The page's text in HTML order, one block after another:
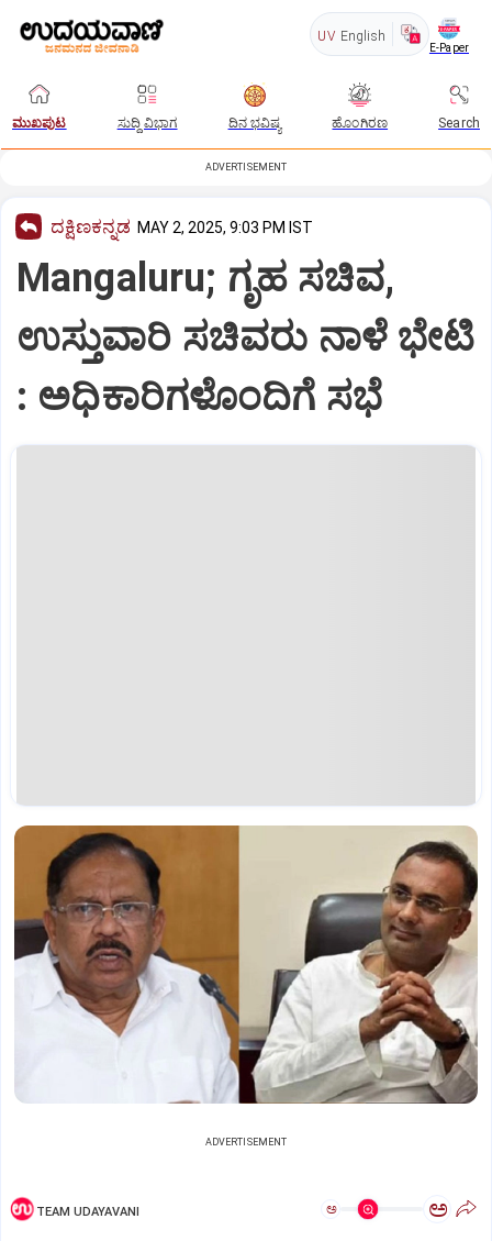
UV English
E-Paper
ಮುಖಪುಟ ಸುದ್ದಿ ವಿಭಾಗ ದಿನ ಭವಿಷ್ಯ ಹೊಂಗಿರಣ Search
ADVERTISEMENT
ದಕ್ಷಿಣಕನ್ನಡ MAY 2, 2025, 9:03 PM IST
Mangaluru; ಗೃಹ ಸಚಿವ,
ಉಸ್ತುವಾರಿ ಸಚಿವರು ನಾಳೆ ಭೇಟಿ
: ಅಧಿಕಾರಿಗಳೊಂದಿಗೆ ಸಭೆ
ADVERTISEMENT
TEAM UDAYAVANI ಅ ಅ